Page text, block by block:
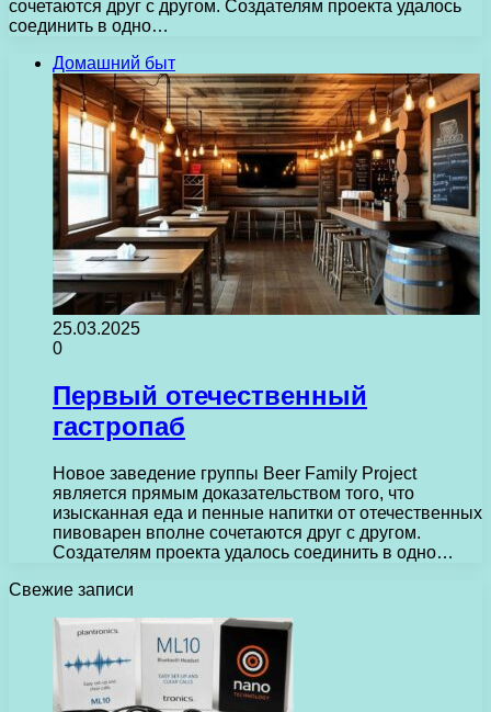
сочетаются друг с другом. Создателям проекта удалось
соединить в одно…
Домашний быт
25.03.2025
0
Первый отечественный
гастропаб
Новое заведение группы Beer Family Project
является прямым доказательством того, что
изысканная еда и пенные напитки от отечественных
пивоварен вполне сочетаются друг с другом.
Создателям проекта удалось соединить в одно…
Свежие записи